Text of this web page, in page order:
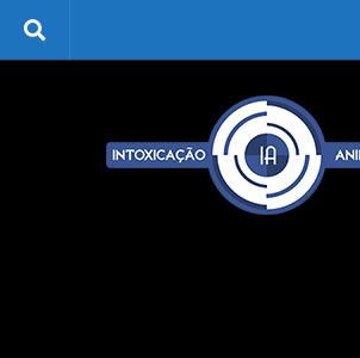
Skip to content